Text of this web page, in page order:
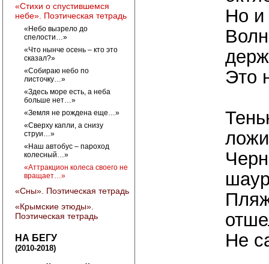
«Стихи о спустившемся
небе». Поэтическая тетрадь
«Небо вызрело до
спелости…»
«Что нынче осень – кто это
сказал?»
«Собираю небо по
листочку…»
«Здесь море есть, а неба
больше нет…»
«Земля не рождена еще…»
«Сверху капли, а снизу
струи…»
«Наш автобус – пароход
колесный…»
«Аттракцион колеса своего не
вращает…»
«Сны». Поэтическая тетрадь
«Крымские этюды».
Поэтическая тетрадь
НА БЕГУ
(2010-2018)
Но и
Это
Не